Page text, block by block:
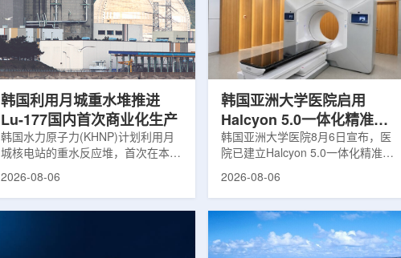
SC240超导回旋加速器，具有超大照
射野、360°全周束流配送能力。治
疗全程依托多模融合4D图像引导精
准定位，能实现动态适配、精准治
疗。设备运行平稳低噪，治疗控制软
用于癌症诊断和治疗。阿里夫表示，
放射性药物研发对癌症识别和治疗具
有重要意义。在食品领域，BRIN将
核技术用于食品保鲜，重点包括出口
水果的辐照处理。阿里夫介绍，一些
韩国利用月城重水堆推进
Lu-177国内首次商业化生产
韩国水力原子力(KHNP)计划利用月
城核电站的重水反应堆，首次在本土
生产用于癌症治疗的放射性同位素
2026-08-06
韩国亚洲大学医院启用
Halcyon 5.0一体化精准放
射治疗方案
韩国亚洲大学医院8月6日宣布，医
院已建立Halcyon 5.0一体化精准放
射治疗解决方案，并开始全面用于患
实时运动管理整合到同一治疗流程
中，用于提升图像引导放射治疗的精
准度和安全性。此次实施方案以
2026-08-06